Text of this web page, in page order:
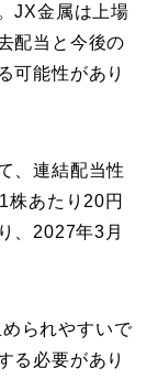
JX金属は上場
配当と今後の
可能性があり
、連結配当性
株あたり20円
、2027年3月
られやすいで
る必要があり